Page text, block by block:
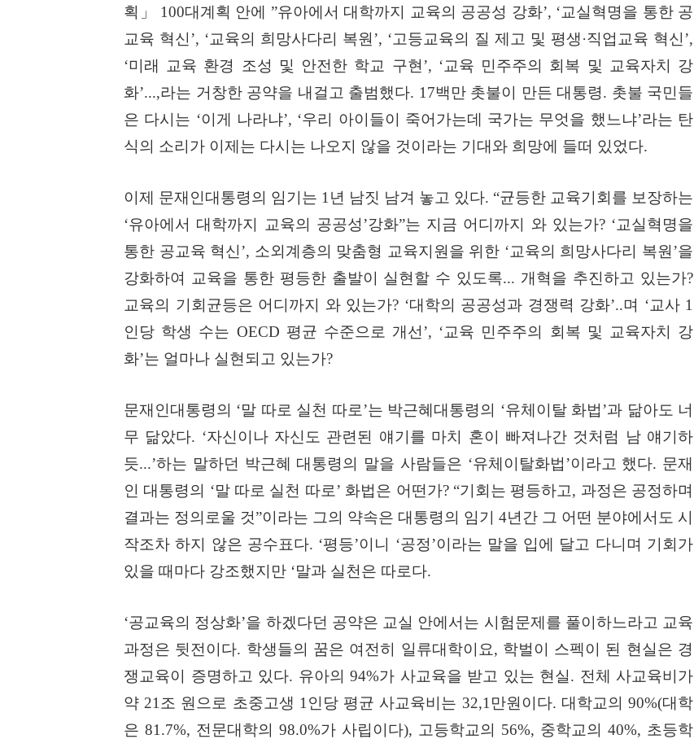
획 」 100대계획 안에 ”유아에서 대학까지 교육의 공공성 강화’, ‘교실혁명을 통한 공
교육 혁신’, ‘교육의 희망사다리 복원 ’, ‘고등교육의 질 제고 및 평생·직업교육 혁신’,
‘미래 교육 환경 조성 및 안전한 학교 구현 ’, ‘교육 민주주의 회복 및 교육자치 강
화’...,라는 거창한 공약을 내걸고 출범했다. 17백만 촛불이 만든 대통령. 촛불 국민들
은 다시는 ‘이게 나라냐’, ‘우리 아이들이 죽어가는데 국가는 무엇을 했느냐’라는 탄
식의 소리가 이제는 다시는 나오지 않을 것이라는 기대와 희망에 들떠 있었다.
이제 문재인대통령의 임기는 1 년 남짓 남겨 놓고 있다. “균등한 교육기회를 보장하는
‘유아에서 대학까지 교육의 공공성’강화”는 지금 어디까지 와 있는가? ‘교실혁명을
통한 공교육 혁신’, 소외계층의 맞춤형 교육지원을 위한 ‘교육의 희망사다리 복원 ’을
강화하여 교육을 통한 평등한 출발이 실현할 수 있도록... 개혁을 추진하고 있는가?
교육의 기회균등은 어디까지 와 있는가? ‘대학의 공공성과 경쟁력 강화’..며 ‘교사 1
인당 학생 수는 OECD 평균 수준으로 개선’, ‘교육 민주주의 회복 및 교육자치 강
화’는 얼마나 실현되고 있는가?
문재인대통령의 ‘말 따로 실천 따로’는 박근혜대통령의 ‘유체이탈 화법’과 닮아도 너
무 닮았다. ‘자신이나 자신도 관련된 얘기를 마치 혼이 빠져나간 것처럼 남 얘기하
듯...’하는 말하던 박근혜 대통령의 말을 사람들은 ‘유체이탈화법’이라고 했다. 문재
인 대통령의 ‘말 따로 실천 따로’ 화법은 어떤가? “기회는 평등하고, 과정은 공정하며
결과는 정의로울 것”이라는 그의 약속은 대통령의 임기 4년간 그 어떤 분야에서도 시
작조차 하지 않은 공수표다. ‘평등’이니 ‘공정’이라는 말을 입에 달고 다니며 기회가
있을 때마다 강조했지만 ‘말과 실천은 따로다.
‘공교육의 정상화’을 하겠다던 공약은 교실 안에서는 시험문제를 풀이하느라고 교육
과정은 뒷전이다. 학생들의 꿈은 여전히 일류대학이요, 학벌이 스펙이 된 현실은 경
쟁교육이 증명하고 있다. 유아의 94%가 사교육을 받고 있는 현실. 전체 사교육비가
약 21 조 원으로 초중고생 1 인당 평균 사교육비는 32,1 만원이다. 대학교의90%(대학
은 81.7%, 전문대학의 98.0%가 사립이다), 고등학교의 56%, 중학교의 40%, 초등학